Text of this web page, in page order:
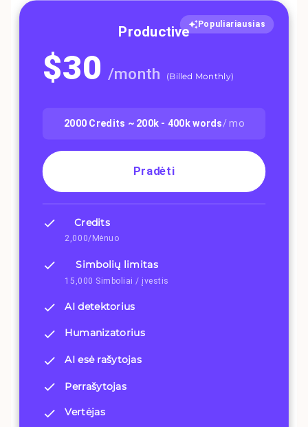
Populiariausias
Productive
$30 /month (Billed Monthly)
2000 Credits ~ 200k - 400kwords/ mo
Pradėti
Credits
2,000/Mėnuo
Simbolių limitas
15,000 Simboliai / įvestis
AI detektorius
Humanizatorius
AI esė rašytojas
Perrašytojas
Vertėjas